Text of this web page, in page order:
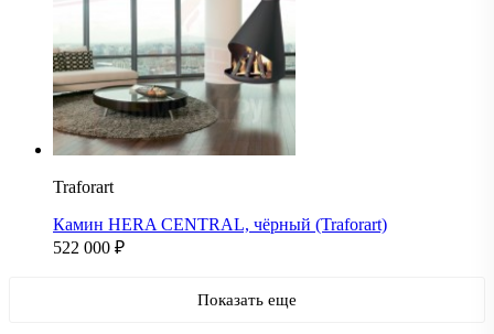
Traforart
Камин HERA CENTRAL, чёрный (Traforart)
522 000 ₽
Показать еще